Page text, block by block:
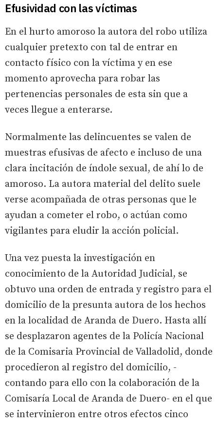
Efusividad con las víctimas
En el hurto amoroso la autora del robo utiliza
cualquier pretexto con tal de entrar en
contacto físico con la víctima y en ese
momento aprovecha para robar las
pertenencias personales de esta sin que a
veces llegue a enterarse.
Normalmente las delincuentes se valen de
muestras efusivas de afecto e incluso de una
clara incitación de índole sexual, de ahí lo de
amoroso. La autora material del delito suele
verse acompañada de otras personas que le
ayudan a cometer el robo, o actúan como
vigilantes para eludir la acción policial.
Una vez puesta la investigación en
conocimiento de la Autoridad Judicial, se
obtuvo una orden de entrada y registro para el
domicilio de la presunta autora de los hechos
en la localidad de Aranda de Duero. Hasta allí
se desplazaron agentes de la Policía Nacional
de la Comisaria Provincial de Valladolid, donde
procedieron al registro del domicilio, -
contando para ello con la colaboración de la
Comisaría Local de Aranda de Duero- en el que
se intervinieron entre otros efectos cinco